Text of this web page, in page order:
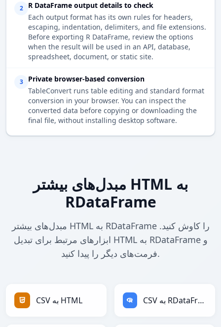
2
R DataFrame output details to check
Each output format has its own rules for headers,
escaping, indentation, delimiters, and file extensions.
Before exporting R DataFrame, review the options
when the result will be used in an API, database,
spreadsheet, document, or static site.
3
Private browser-based conversion
TableConvert runs table editing and standard format
conversion in your browser. You can inspect the
converted data before copying or downloading the
final file, without installing desktop software.
مبدل‌های بیشتر HTML به
RDataFrame
مبدل‌های بیشتر HTML به RDataFrame را کاوش کنید.
ابزارهای مرتبط برای تبدیل HTML به RDataFrame و
فرمت‌های دیگر را پیدا کنید.
CSV به HTML CSV به RDataFrame